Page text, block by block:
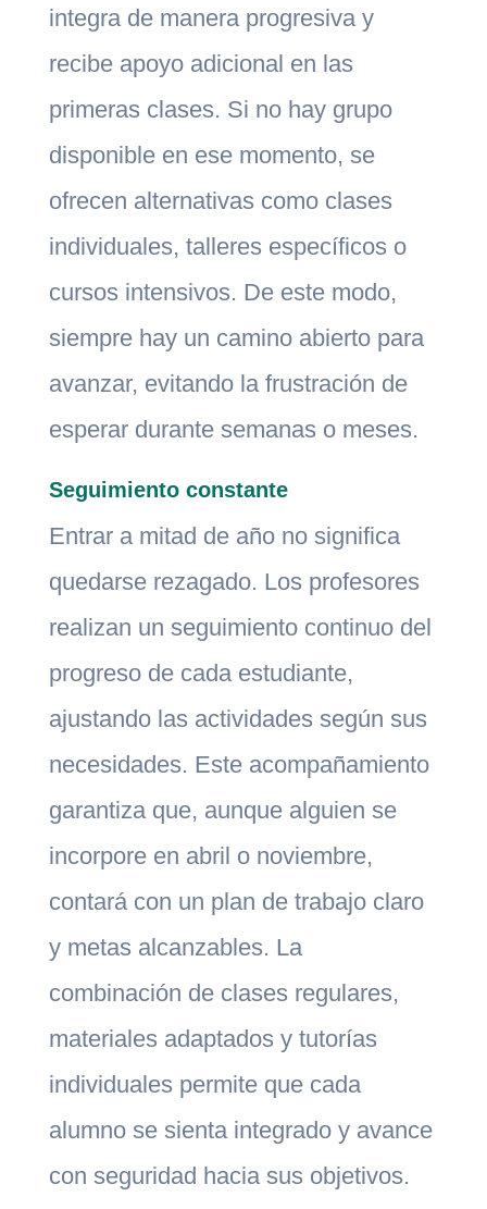
integra de manera progresiva y
recibe apoyo adicional en las
primeras clases. Si no hay grupo
disponible en ese momento, se
ofrecen alternativas como clases
individuales, talleres específicos o
cursos intensivos. De este modo,
siempre hay un camino abierto para
avanzar, evitando la frustración de
esperar durante semanas o meses.
Seguimiento constante
Entrar a mitad de año no significa
quedarse rezagado. Los profesores
realizan un seguimiento continuo del
progreso de cada estudiante,
ajustando las actividades según sus
necesidades. Este acompañamiento
garantiza que, aunque alguien se
incorpore en abril o noviembre,
contará con un plan de trabajo claro
y metas alcanzables. La
combinación de clases regulares,
materiales adaptados y tutorías
individuales permite que cada
alumno se sienta integrado y avance
con seguridad hacia sus objetivos.